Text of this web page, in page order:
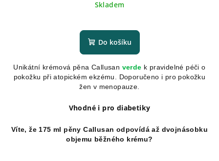
cena:
Skladem
hodnocení
produktu
z
5
hvězdiček.
Do košíku
Unikátní krémová pěna Callusan verde k pravidelné péči o
pokožku při atopickém ekzému. Doporučeno i pro pokožku
žen v menopauze.
Vhodné i pro diabetiky
Víte, že 175 ml pěny Callusan odpovídá až dvojnásobku
objemu běžného krému?